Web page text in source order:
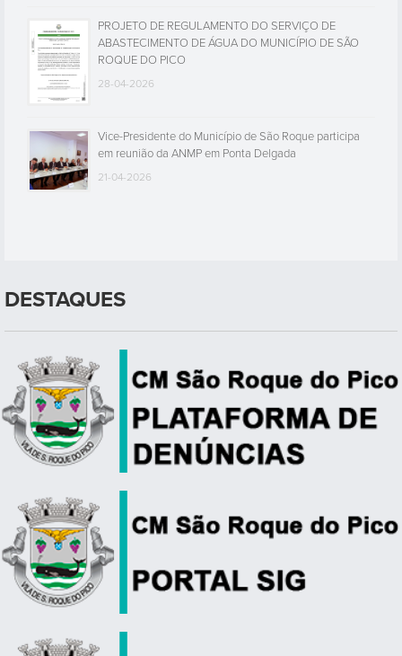
PROJETO DE REGULAMENTO DO SERVIÇO DE
ABASTECIMENTO DE ÁGUA DO MUNICÍPIO DE SÃO
ROQUE DO PICO
28-04-2026
Vice-Presidente do Município de São Roque participa
em reunião da ANMP em Ponta Delgada
21-04-2026
DESTAQUES